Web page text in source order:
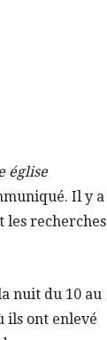
église
Il y a
les recherches
nuit du 10 au
ils ont enlevé